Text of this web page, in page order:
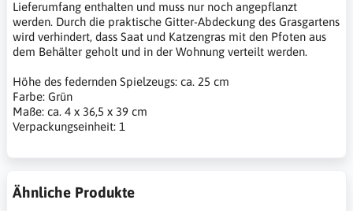
Lieferumfang enthalten und muss nur noch angepflanzt
werden. Durch die praktische Gitter-Abdeckung des Grasgartens
wird verhindert, dass Saat und Katzengras mit den Pfoten aus
dem Behälter geholt und in der Wohnung verteilt werden.
Höhe des federnden Spielzeugs: ca. 25 cm
Farbe: Grün
Maße: ca. 4 x 36,5 x 39 cm
Verpackungseinheit: 1
Ähnliche Produkte